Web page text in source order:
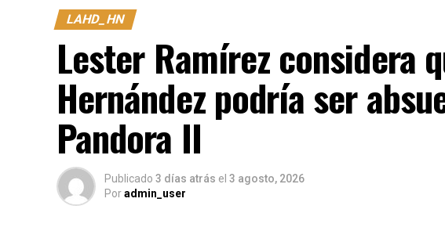
LAHD_HN
Lester Ramírez considera
Hernández podría ser
Pandora II
Publicado 3 días atrás el 3 agosto, 2026
Poradmin_user